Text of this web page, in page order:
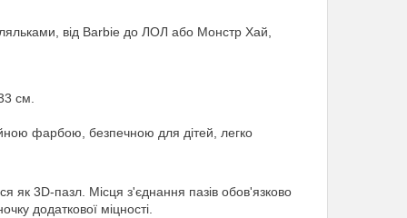
від Barbie до ЛОЛ або Монстр Хай,
см.
фарбою, безпечною для дітей, легко
як 3D-пазл. Місця з'єднання пазів обов'язково
додаткової міцності.